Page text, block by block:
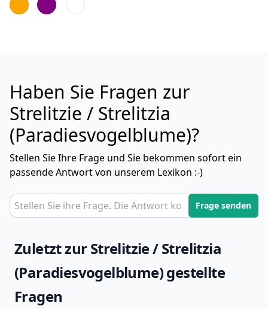
Haben Sie Fragen zur
Strelitzie / Strelitzia
(Paradiesvogelblume)?
Stellen Sie Ihre Frage und Sie bekommen sofort ein
passende Antwort von unserem Lexikon :-)
Frage senden
Zuletzt zur Strelitzie / Strelitzia
(Paradiesvogelblume) gestellte
Fragen